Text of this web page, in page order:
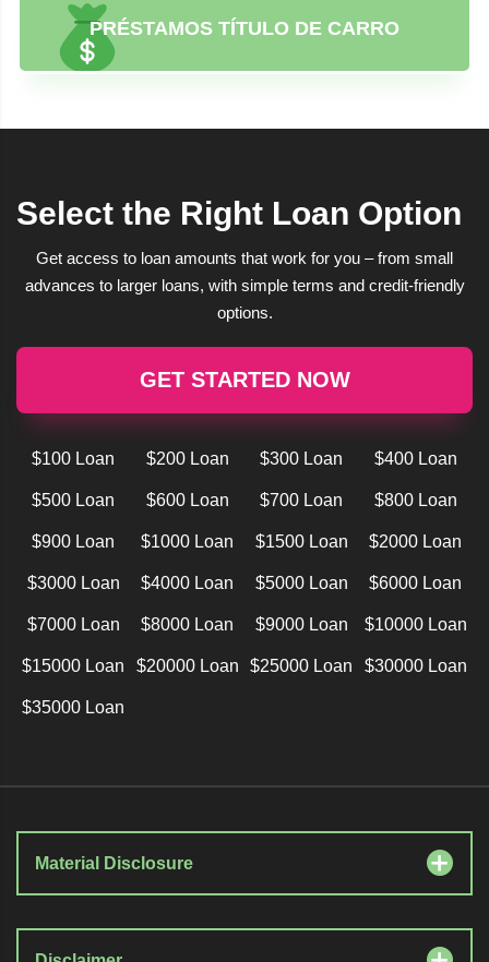
PRÉSTAMOS TÍTULO DE CARRO
Select the Right Loan Option
Get access to loan amounts that work for you – from small
advances to larger loans, with simple terms and credit-friendly
options.
GET STARTED NOW
$100 Loan $200 Loan $300 Loan $400 Loan
$500 Loan $600 Loan $700 Loan $800 Loan
$900 Loan $1000 Loan $1500 Loan $2000 Loan
$3000 Loan $4000 Loan $5000 Loan $6000 Loan
$7000 Loan $8000 Loan $9000 Loan $10000 Loan
$15000 Loan $20000 Loan $25000 Loan $30000 Loan
$35000 Loan
Material Disclosure